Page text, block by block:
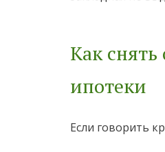
Как
ипотеки
Если говорить